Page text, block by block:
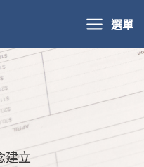
選單
建立